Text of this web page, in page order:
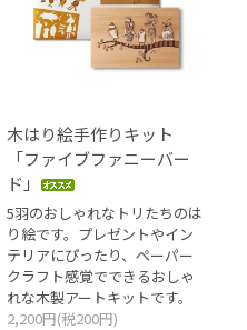
木はり絵手作りキット
「ファイブファニーバー
ド」
5羽のおしゃれなトリたちのは
り絵です。プレゼントやイン
テリアにぴったり、ペーパー
クラフト感覚でできるおしゃ
れな木製アートキットです。
2,200円(税200円)